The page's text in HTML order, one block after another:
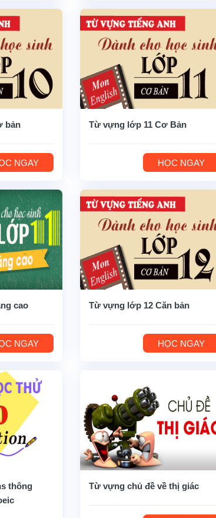
bản
NGAY
Từ vựng lớp 11 Cơ Bản
HỌC NGAY
cao
NGAY
Từ vựng lớp 12 Căn bản
HỌC NGAY
thông
Từ vựng chủ đề về thị giác